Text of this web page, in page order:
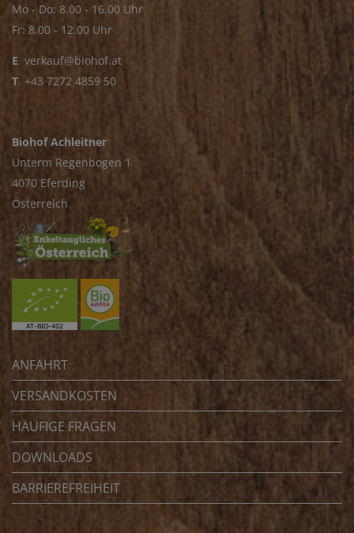
Mo - Do: 8.00 - 16.00 Uhr
Fr: 8.00 - 12.00 Uhr
E. verkauf@biohof.at
T. +43 7272 4859 50
Biohof Achleitner
Unterm Regenbogen 1
4070 Eferding
Österreich
ANFAHRT
VERSANDKOSTEN
HÄUFIGE FRAGEN
DOWNLOADS
BARRIEREFREIHEIT